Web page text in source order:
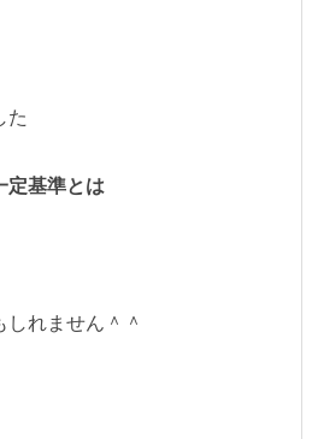
た
定基準とは
れません＾＾